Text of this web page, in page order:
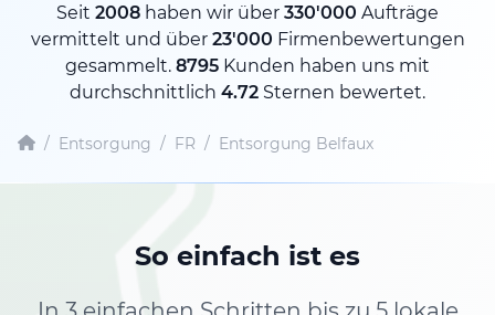
Seit 2008 haben wir über 330'000 Aufträge
vermittelt und über 23'000 Firmenbewertungen
gesammelt. 8795 Kunden haben uns mit
durchschnittlich 4.72 Sternen bewertet.
/ Entsorgung / FR / Entsorgung Belfaux
So einfach ist es